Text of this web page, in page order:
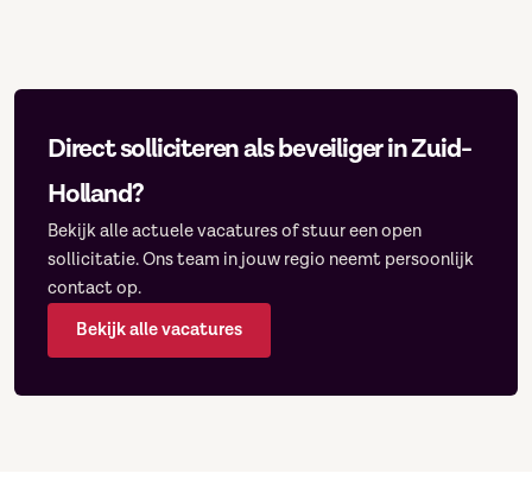
Direct solliciteren als beveiliger in Zuid-
Holland?
Bekijk alle actuele vacatures of stuur een open
sollicitatie. Ons team in jouw regio neemt persoonlijk
contact op.
Bekijk alle vacatures